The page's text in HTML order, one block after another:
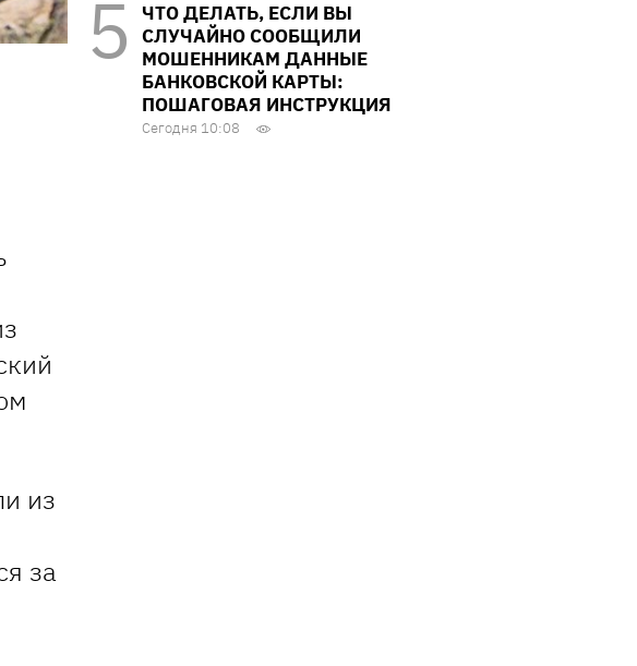
из
за
ЧТО ДЕЛАТЬ, ЕСЛИ ВЫ
СЛУЧАЙНО СООБЩИЛИ
МОШЕННИКАМ ДАННЫЕ
БАНКОВСКОЙ КАРТЫ:
ПОШАГОВАЯ ИНСТРУКЦИЯ
Сегодня 10:08